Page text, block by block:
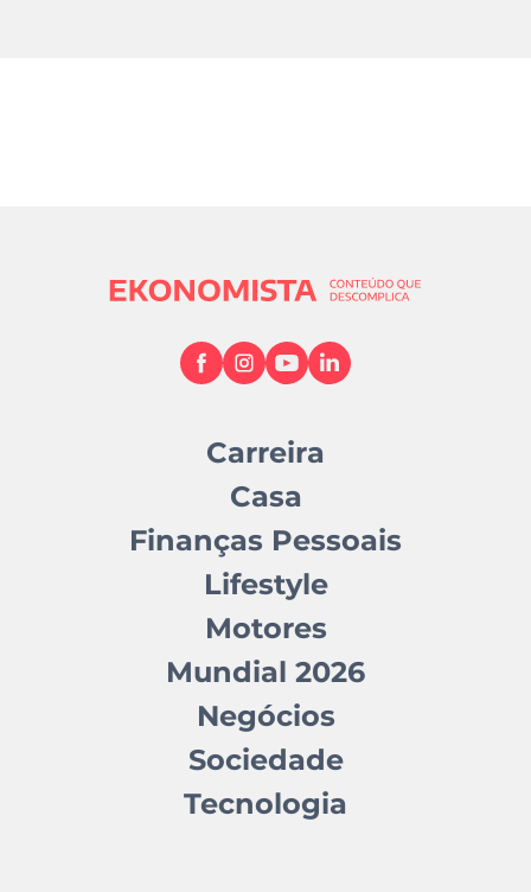
Carreira
Casa
Finanças Pessoais
Lifestyle
Motores
Mundial 2026
Negócios
Sociedade
Tecnologia